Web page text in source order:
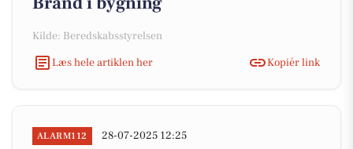
Kilde: Beredskabsstyrelsen
Læs hele artiklen her
Kopiér link
ALARM112 28-07-2025 12:25